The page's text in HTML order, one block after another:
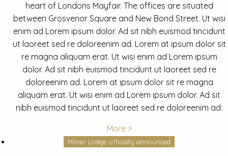
heart of Londons Mayfair. The offices are situated
between Grosvenor Square and New Bond Street. Ut wisi
enim ad Lorem ipsum dolor. Ad sit nibh euismod tincidunt
ut laoreet sed re doloreenim ad. Lorem at ipsum dolor sit
re magna aliquam erat. Ut wisi enim ad Lorem ipsum
dolor. Ad sit nibh euismod tincidunt ut laoreet sed re
doloreenim ad. Lorem at ipsum dolor sit re magna
aliquam erat. Ut wisi enim ad Lorem ipsum dolor. Ad sit
nibh euismod tincidunt ut laoreet sed re doloreenim ad.
More >
Milner Lodge officially announced